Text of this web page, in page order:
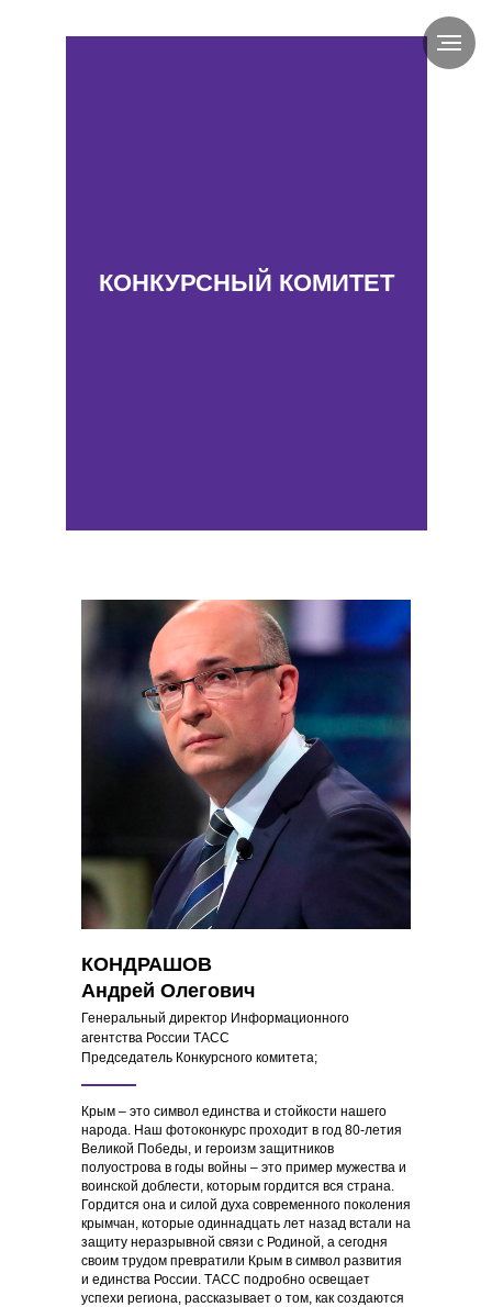
КОНКУРСНЫЙ КОМИТЕТ
КОНДРАШОВ
Андрей Олегович
Генеральный директор Информационного
агентства России ТАСС
Председатель Конкурсного комитета;
Крым – это символ единства и стойкости нашего
народа. Наш фотоконкурс проходит в год 80-летия
Великой Победы, и героизм защитников
полуострова в годы войны – это пример мужества и
воинской доблести, которым гордится вся страна.
Гордится она и силой духа современного поколения
крымчан, которые одиннадцать лет назад встали на
защиту неразрывной связи с Родиной, а сегодня
своим трудом превратили Крым в символ развития
и единства России. ТАСС подробно освещает
успехи региона, рассказывает о том, как создаются